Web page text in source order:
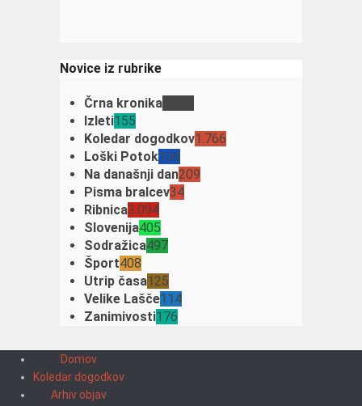
Novice iz rubrike
Črna kronika
Izleti155
Koledar dogodkov1.766
Loški Potok106
Na današnji dan209
Pisma bralcev34
Ribnica3.094
Slovenija405
Sodražica497
Šport408
Utrip časa125
Velike Lašče114
Zanimivosti176
Domov
Koledar dogodkov
Arhiv objav